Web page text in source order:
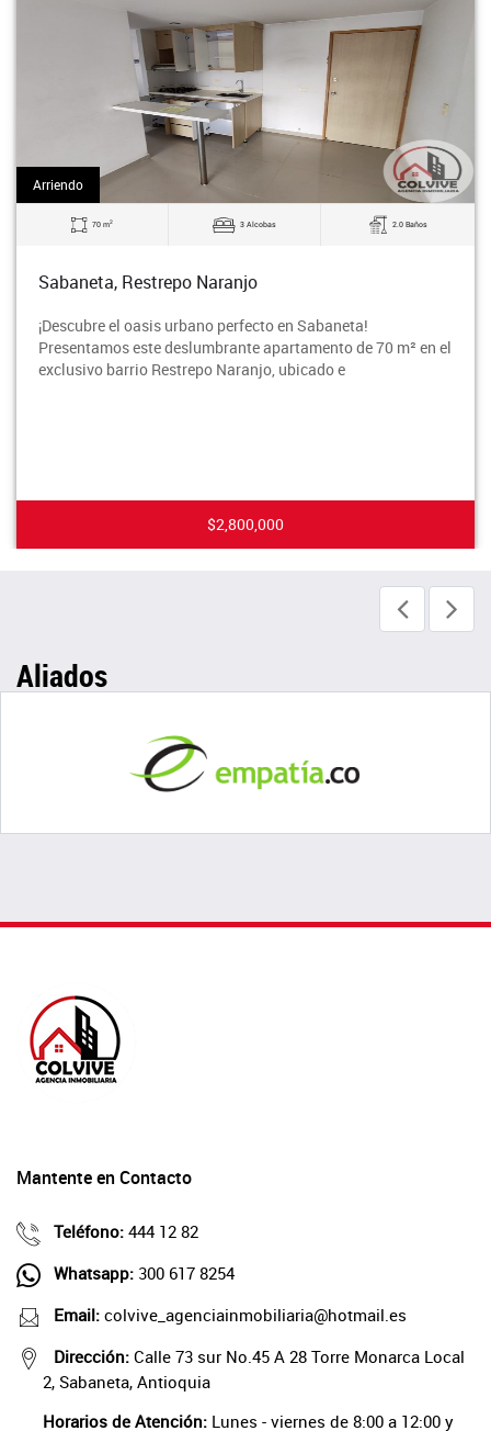
Arriendo
70 m2 3 Alcobas 2.0 Baños
Sabaneta, Restrepo Naranjo
¡Descubre el oasis urbano perfecto en Sabaneta!
Presentamos este deslumbrante apartamento de 70 m² en el
exclusivo barrio Restrepo Naranjo, ubicado e
$2,800,000
Aliados
Mantente en Contacto
Teléfono: 444 12 82
Whatsapp: 300 617 8254
Email: colvive_agenciainmobiliaria@hotmail.es
Dirección: Calle 73 sur No.45 A 28 Torre Monarca Local
2, Sabaneta, Antioquia
Horarios de Atención: Lunes - viernes de 8:00 a 12:00 y